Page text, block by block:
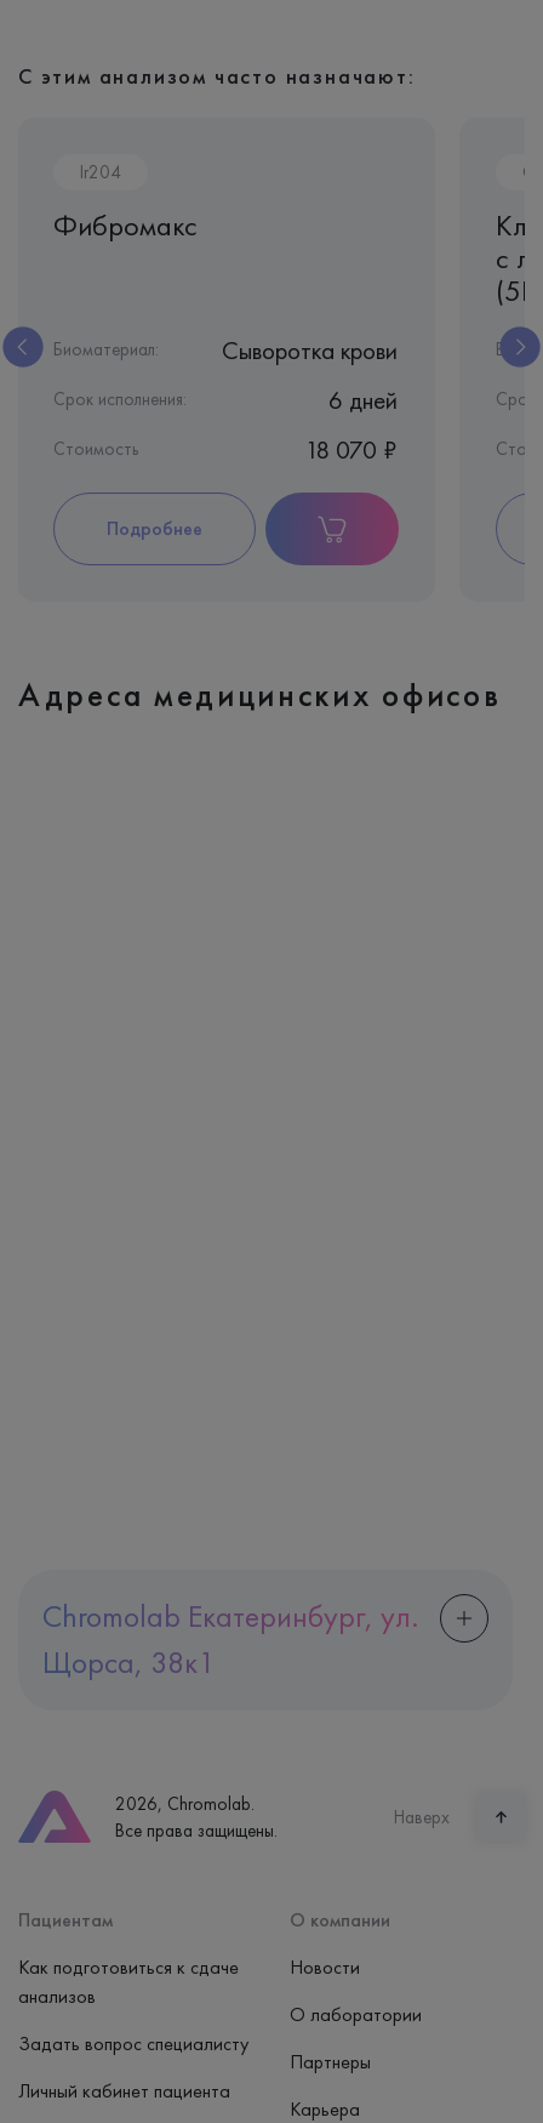
С этим анализом часто назначают:
Ir204
Фибромакс
Биоматериал: Сыворотка крови
Срок исполнения: 6 дней
Стоимость 18 070 ₽
Подробнее
с
Срок
Chromolab Екатеринбург, ул.
Щорса, 38к1
Часы работы
пн-вс: 7:30-15:00
Адреса медицинских офисов
2026, Chromolab.
Все права защищены.
Наверх
Пациентам
Как подготовиться к сдаче
анализов
Задать вопрос специалисту
Личный кабинет пациента
О компании
Новости
О лаборатории
Партнеры
Карьера